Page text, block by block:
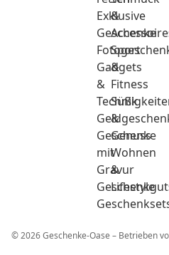
Exklusive
Geschenke
Gadgets
&
Technik
Geschenke
mit
Gravur
&
Sport
&
Fitness
&
Genuss
Wohnen
&
Lifestyle
© 2026 Geschenke-Oase – Betrieben